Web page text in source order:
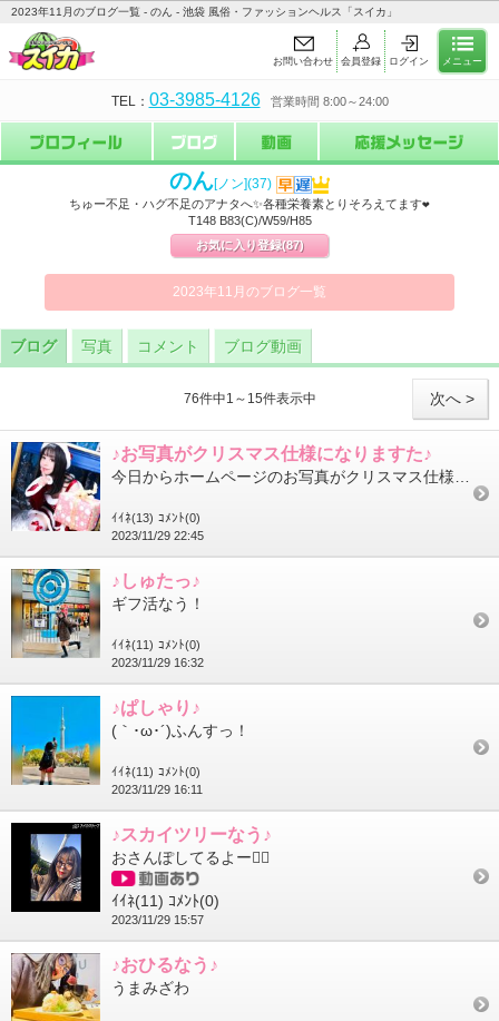
2023年11月のブログ一覧 - のん - 池袋 風俗・ファッションヘルス「スイカ」
お問い合わせ 会員登録 ログイン メニュー
TEL： 03-3985-4126 営業時間 8:00～24:00
のん[ノン](37)
ちゅー不足・ハグ不足のアナタへ✨各種栄養素とりそろえてます❤
T148 B83(C)/W59/H85
お気に入り登録(87)
2023年11月のブログ一覧
ブログ 写真 コメント ブログ動画
次へ >
76件中1～15件表示中
♪お写真がクリスマス仕様になりますた♪
ｲｲﾈ(13) ｺﾒﾝﾄ(0)
2023/11/29 22:45
♪しゅたっ♪
ギフ活なう！
ｲｲﾈ(11) ｺﾒﾝﾄ(0)
2023/11/29 16:32
♪ぱしゃり♪
(｀･ω･´)ふんすっ！
ｲｲﾈ(11) ｺﾒﾝﾄ(0)
2023/11/29 16:11
♪スカイツリーなう♪
おさんぽしてるよー🚶‍♀️
ｲｲﾈ(11) ｺﾒﾝﾄ(0)
2023/11/29 15:57
♪おひるなう♪
うまみざわ